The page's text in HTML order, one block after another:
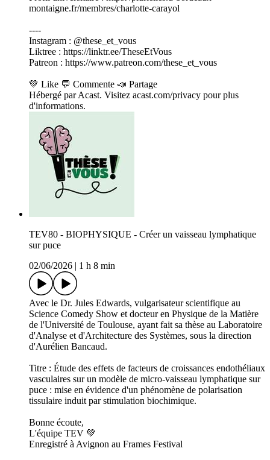
montaigne.fr/membres/charlotte-carayol
----
Instagram : @these_et_vous
Liktree : https://linktr.ee/TheseEtVous
Patreon : https://www.patreon.com/these_et_vous
💚 Like 💬 Commente 📣 Partage
Hébergé par Acast. Visitez acast.com/privacy pour plus
d'informations.
TEV80 - BIOPHYSIQUE - Créer un vaisseau lymphatique
sur puce
02/06/2026
1 h 8 min
Avec le Dr. Jules Edwards, vulgarisateur scientifique au
Science Comedy Show et docteur en Physique de la Matière
de l'Université de Toulouse, ayant fait sa thèse au Laboratoire
d'Analyse et d'Architecture des Systèmes, sous la direction
d'Aurélien Bancaud.
Titre : Étude des effets de facteurs de croissances endothéliaux
vasculaires sur un modèle de micro-vaisseau lymphatique sur
puce : mise en évidence d'un phénomène de polarisation
tissulaire induit par stimulation biochimique.
Bonne écoute,
L'équipe TEV 💚
Enregistré à Avignon au Frames Festival